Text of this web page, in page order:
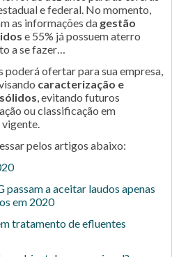
e federal. No momento,
as informações da gestão
e 55% já possuem aterro
a se fazer…
poderá ofertar para sua empresa,
caracterização e
, evitando futuros
ou classificação em
pelos artigos abaixo:
a aceitar laudos apenas
em 2020
tratamento de efluentes